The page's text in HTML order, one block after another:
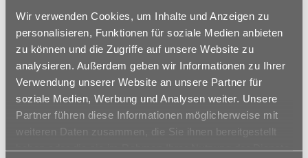
Wir verwenden Cookies, um Inhalte und Anzeigen zu
personalisieren, Funktionen für soziale Medien anbieten
zu können und die Zugriffe auf unsere Website zu
analysieren. Außerdem geben wir Informationen zu Ihrer
Verwendung unserer Website an unsere Partner für
soziale Medien, Werbung und Analysen weiter. Unsere
Partner führen diese Informationen möglicherweise mit
weiteren Daten zusammen, die Sie ihnen bereitgestellt
haben oder die sie im Rahmen Ihrer Nutzung der Dienste
für uns eine Richtschnur schon bei der Planung. In unserem
neuesten Mehrfamilienhaus in Donauwörth realisieren wir ein KfW-
40 Energieeffizienzhaus mit QNG-Nachhaltigkeitssiegel.
Die solide Bauweise ist auf unserer Prioritätenliste ganz oben
angesiedelt. Wir wollen allen Bevölkerungsschichten und
Nationalitäten Wohnraum besonderer Qualität anbieten.
Wertbeständige Wohnmodelle für bessere Lebensqualität der
geplant!